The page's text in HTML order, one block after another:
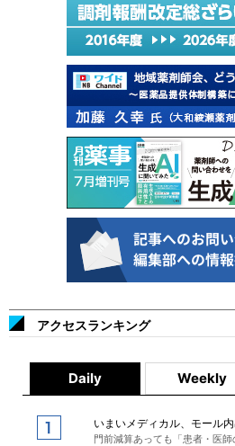
アクセスランキング
Daily Weekly
いまいメディカル、モール
門前減算あっても「患者・医師